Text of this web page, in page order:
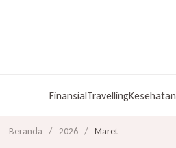
FinansialTravellingKesehatan
Beranda / 2026 / Maret